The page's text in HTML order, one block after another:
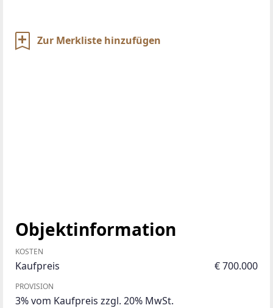
Zur Merkliste hinzufügen
Objektinformation
KOSTEN
Kaufpreis € 700.000
PROVISION
3% vom Kaufpreis zzgl. 20% MwSt.